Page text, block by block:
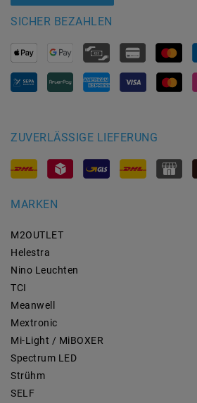
SICHER BEZAHLEN
ZUVERLÄSSIGE LIEFERUNG
MARKEN
M2OUTLET
Helestra
Nino Leuchten
TCI
Meanwell
Mextronic
Mi-Light / MiBOXER
Spectrum LED
Strühm
SELF